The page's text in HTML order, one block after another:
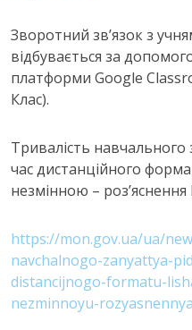
Зворотний зв’язок з
відбувається за
платформи Google
Клас).
Тривалість навчального
час дистанційного
незмінною –
https://mon.gov.ua/ua/
navchalnogo-zanyattya-
distancijnogo-formatu-
nezminnoyu-